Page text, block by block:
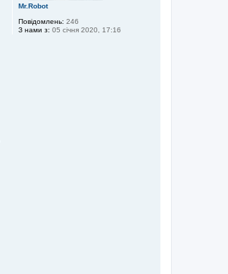
Mr.Robot
Повідомлень: 246
З нами з: 05 січня 2020, 17:16